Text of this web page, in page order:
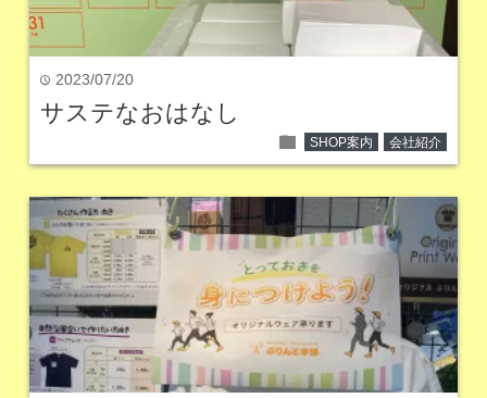
time 2023/07/20
サステなおはなし
folder SHOP案内 会社紹介